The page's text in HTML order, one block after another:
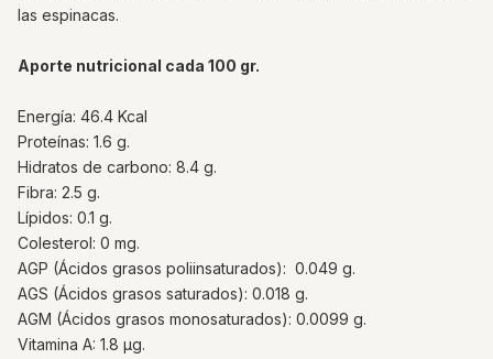
las espinacas.
Aporte nutricional cada 100 gr.
Energía: 46.4 Kcal
Proteínas: 1.6 g.
Hidratos de carbono: 8.4 g.
Fibra: 2.5 g.
Lípidos: 0.1 g.
Colesterol: 0 mg.
AGP (Ácidos grasos poliinsaturados): 0.049 g.
AGS (Ácidos grasos saturados): 0.018 g.
AGM (Ácidos grasos monosaturados): 0.0099 g.
Vitamina A: 1.8 µg.